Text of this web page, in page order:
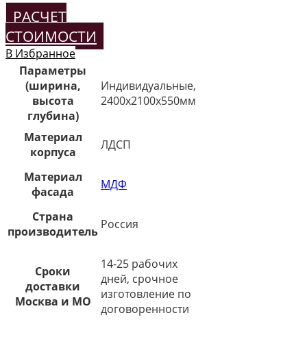
РАСЧЕТ
СТОИМОСТИ
В Избранное
Параметры
(ширина,
высота
глубина)
Индивидуальные,
2400х2100х550мм
Материал
корпуса
ЛДСП
Материал
фасада
МДФ
Страна
производитель Россия
Сроки
доставки
Москва и МО
14-25 рабочих
дней, срочное
изготовление по
договоренности